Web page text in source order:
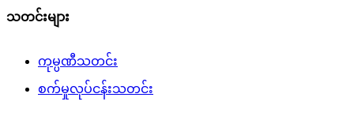
သတင်းများ
ကုမ္ပဏီသတင်း
စက်မှုလုပ်ငန်းသတင်း